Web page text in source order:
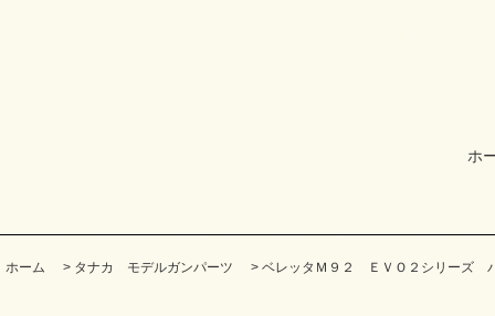
ホ
ホーム > タナカ モデルガンパーツ > ベレッタＭ９２ ＥＶＯ２シリーズ